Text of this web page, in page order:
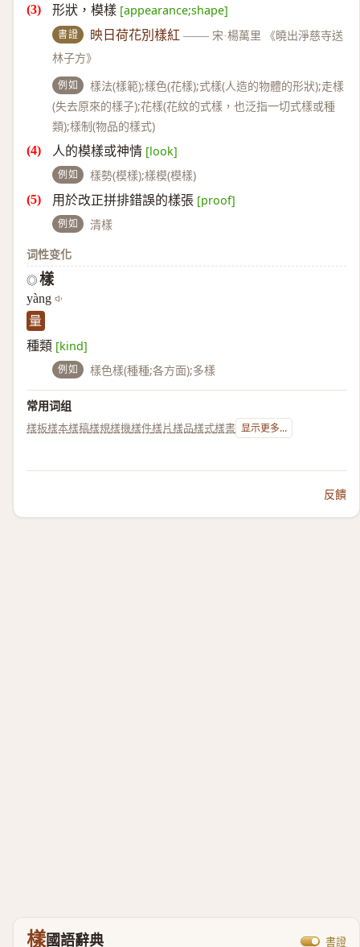
形狀，模樣 [appearance;shape]
書證 映日荷花別樣紅 —— 宋·楊萬里 《曉出淨慈寺送
林子方》
例如
樣法(樣範);樣色(花樣);式樣(人造的物體的形狀);走樣
(失去原來的樣子);花樣(花紋的式樣，也泛指一切式樣或種
類);樣制(物品的樣式)
人的模樣或神情 [look]
例如 樣勢(模樣);樣模(模樣)
用於改正拼排錯誤的樣張 [proof]
例如
清樣
词性变化
◎ 樣
yàng
量
種類 [kind]
例如 樣色樣(種種;各方面);多樣
常用词组
樣板樣本樣稿樣規樣機樣件樣片樣品樣式樣書 显示更多...
反饋
樣國語辭典 書證